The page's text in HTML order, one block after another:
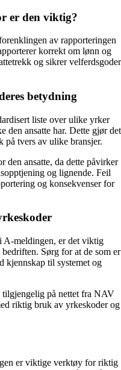
er den viktig?
av rapporteringen
korrekt om lønn og
og sikrer velferdsgoder
betydning
liste over ulike yrker
den ansatte har. Dette gjør det
på tvers av ulike bransjer.
ansatte, da dette påvirker
og lignende. Feil
og konsekvenser for
A-meldingen, er det viktig
Sørg for at de som er
kjennskap til systemet og
tilgjengelig på nettet fra NAV
riktig bruk av yrkeskoder og
er viktige verktøy for riktig